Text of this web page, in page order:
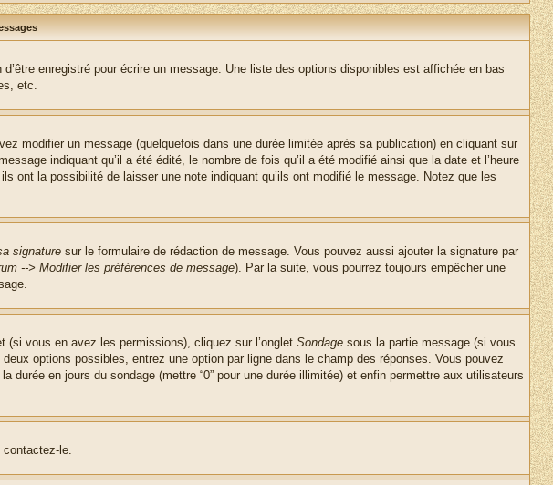
enregistré pour écrire un message. Une liste des options disponibles est affichée en bas
etc.
modifier un message (quelquefois dans une durée limitée après sa publication) en cliquant sur
indiquant qu’il a été édité, le nombre de fois qu’il a été modifié ainsi que la date et l’heure
ont la possibilité de laisser une note indiquant qu’ils ont modifié le message. Notez que les
signature sur le formulaire de rédaction de message. Vous pouvez aussi ajouter la signature par
--> Modifier les préférences de message). Par la suite, vous pourrez toujours empêcher une
(si vous en avez les permissions), cliquez sur l’onglet Sondage sous la partie message (si vous
options possibles, entrez une option par ligne dans le champ des réponses. Vous pouvez
durée en jours du sondage (mettre “0” pour une durée illimitée) et enfin permettre aux utilisateurs
contactez-le.